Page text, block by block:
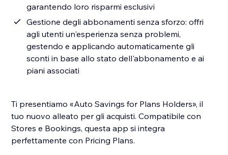
garantendo loro risparmi esclusivi
Gestione degli abbonamenti senza sforzo: offri
agli utenti un'esperienza senza problemi,
gestendo e applicando automaticamente gli
sconti in base allo stato dell'abbonamento e ai
piani associati
Ti presentiamo «Auto Savings for Plans Holders», il
tuo nuovo alleato per gli acquisti. Compatibile con
Stores e Bookings, questa app si integra
perfettamente con Pricing Plans.